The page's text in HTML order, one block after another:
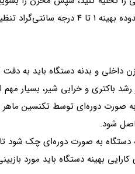
۱. دمای نگهداری شیر خام را روی
داخلی و بدنه دستگاه باید به
رشد باکتری و خرابی شیر، بسیار
به صورت دوره‌ای توسط تکنسین
شود.